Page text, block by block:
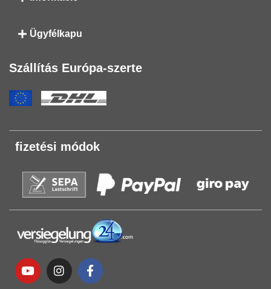
Ügyfélkapu
Szállítás Európa-szerte
fizetési módok